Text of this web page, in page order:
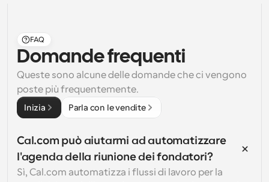
FAQ
Domande frequenti
Queste sono alcune delle domande che ci vengono
poste più frequentemente.
Inizia Parla con le vendite
Cal.com può aiutarmi ad automatizzare
l'agenda della riunione dei fondatori?
Sì, Cal.com automatizza i flussi di lavoro per la